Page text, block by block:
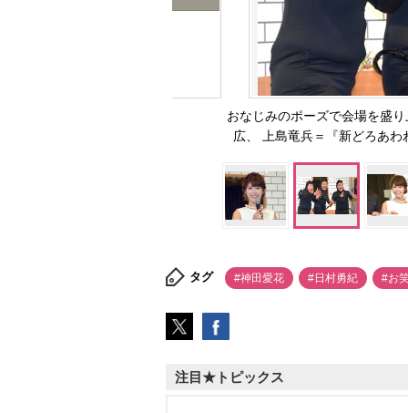
おなじみのポーズで会場を盛
広、 上島竜兵＝『新どろあ
タグ #神田愛花 #日村勇紀 #お
注目★トピックス